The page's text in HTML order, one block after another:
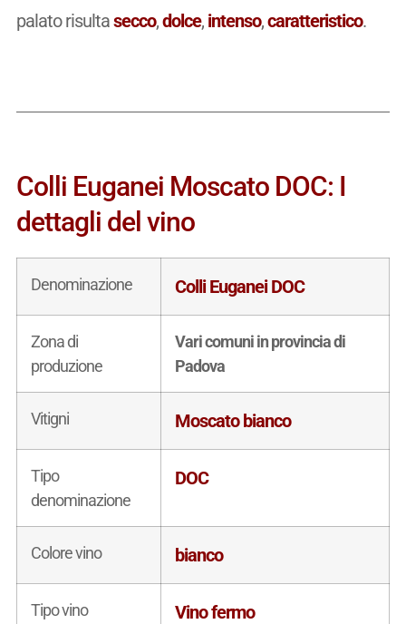
palato risultasecco,dolce, intenso,caratteristico.
Colli Euganei Moscato DOC: I
dettagli del vino
Denominazione Colli Euganei DOC
Zona di
produzione
Vari comuni in provincia di
Padova
Vitigni Moscato bianco
Tipo
denominazione
DOC
Colore vino bianco
Tipo vino Vino fermo